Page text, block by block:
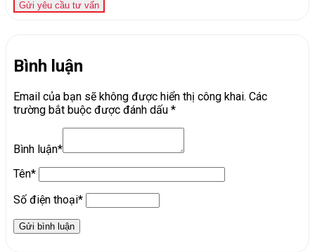
Gửi yêu cầu tư vấn
Bình luận
Email của bạn sẽ không được hiển thị công khai. Các
trường bắt buộc được đánh dấu *
Bình luận*
Tên*
Số điện thoại*